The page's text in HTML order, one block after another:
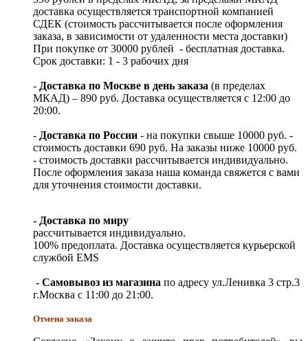
доставка осуществляется транспортной компанией
СДЕК (стоимость рассчитывается после оформления
заказа, в зависимости от удаленности места доставки)
При покупке от 30000 рублей - бесплатная доставка.
Срок доставки: 1 - 3 рабочих дня
- Доставка по Москве в день заказа (в пределах
МКАД) – 890 руб. Доставка осуществляется с 12:00 до
20:00.
- Доставка по России - на покупки свыше 10000 руб. -
стоимость доставки 690 руб. На заказы ниже 10000 руб.
- стоимость доставки рассчитывается индивидуально.
После оформления заказа наша команда свяжется с вами
для уточнения стоимости доставки.
- Доставка по миру
рассчитывается индивидуально.
100% предоплата. Доставка осуществляется курьерской
службой EMS
- Самовывоз из магазина по адресу ул.Ленивка 3 стр.3
г.Москва с 11:00 до 21:00.
Отмена заказа